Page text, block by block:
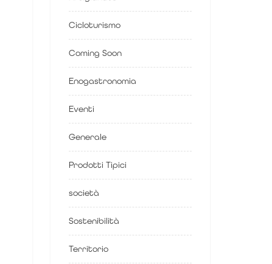
Cicloturismo
Coming Soon
Enogastronomia
Eventi
Generale
Prodotti Tipici
società
Sostenibilità
Territorio